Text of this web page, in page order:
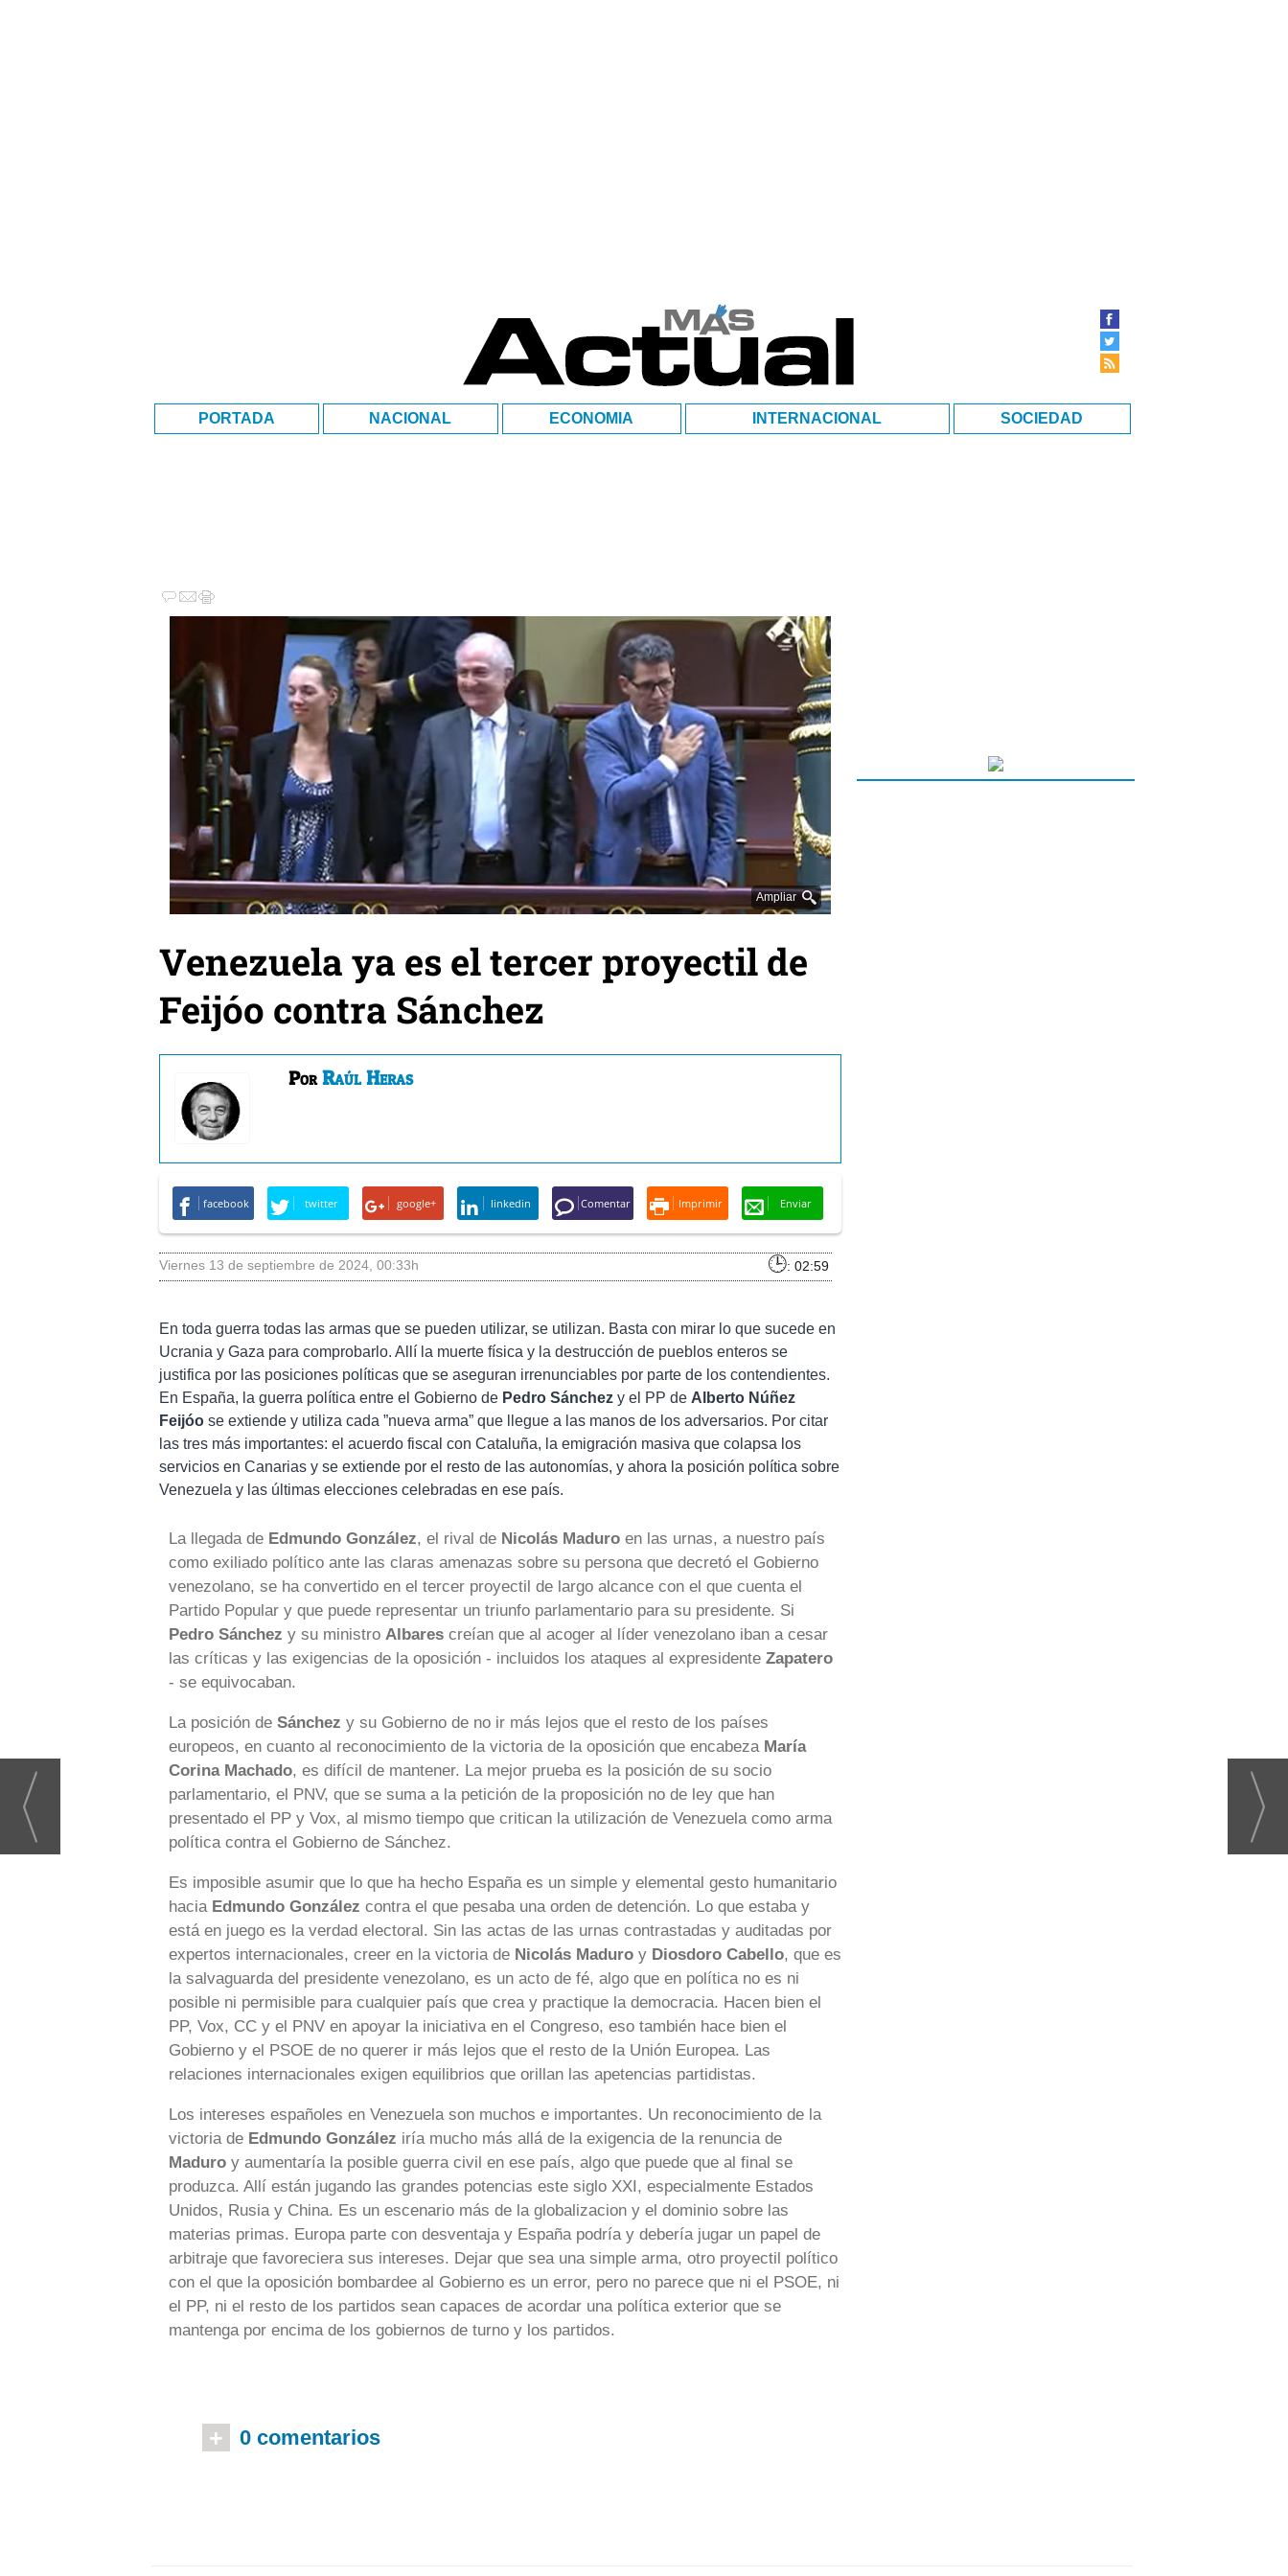
PORTADA NACIONAL ECONOMIA INTERNACIONAL SOCIEDAD
Ampliar
Venezuela ya es el tercer proyectil de
Feijóo contra Sánchez
PorRaúl Heras
facebook twitter google+ linkedin Comentar Imprimir Enviar
viernes 13 de septiembre de 2024, 00:33h : 02:59
En toda guerra todas las armas que se pueden utilizar, se utilizan. Basta con mirar lo que sucede en
Ucrania y Gaza para comprobarlo. Allí la muerte física y la destrucción de pueblos enteros se
justifica por las posiciones políticas que se aseguran irrenunciables por parte de los contendientes.
En España, la guerra política entre el Gobierno de Pedro Sánchezy el PP de Alberto Núñez
Feijóose extiende y utiliza cada ”nueva arma” que llegue a las manos de los adversarios. Por citar
las tres más importantes: el acuerdo fiscal con Cataluña, la emigración masiva que colapsa los
servicios en Canarias y se extiende por el resto de las autonomías, y ahora la posición política sobre
Venezuela y las últimas elecciones celebradas en ese país.
La llegada de Edmundo González, el rival de Nicolás Maduroen las urnas, a nuestro país
como exiliado político ante las claras amenazas sobre su persona que decretó el Gobierno
venezolano, se ha convertido en el tercer proyectil de largo alcance con el que cuenta el
Partido Popular y que puede representar un triunfo parlamentario para su presidente. Si
Pedro Sánchez y su ministro Albarescreían que al acoger al líder venezolano iban a cesar
las críticas y las exigencias de la oposición - incluidos los ataques al expresidente Zapatero
- se equivocaban.
La posición de Sánchez y su Gobierno de no ir más lejos que el resto de los países
europeos, en cuanto al reconocimiento de la victoria de la oposición que encabeza María
Corina Machado, es difícil de mantener. La mejor prueba es la posición de su socio
parlamentario, el PNV, que se suma a la petición de la proposición no de ley que han
presentado el PP y Vox, al mismo tiempo que critican la utilización de Venezuela como arma
política contra el Gobierno de Sánchez.
Es imposible asumir que lo que ha hecho España es un simple y elemental gesto humanitario
hacia Edmundo González contra el que pesaba una orden de detención. Lo que estaba y
está en juego es la verdad electoral. Sin las actas de las urnas contrastadas y auditadas por
expertos internacionales, creer en la victoria de Nicolás Maduroy Diosdoro Cabello, que es
la salvaguarda del presidente venezolano, es un acto de fé, algo que en política no es ni
posible ni permisible para cualquier país que crea y practique la democracia. Hacen bien el
PP, Vox, CC y el PNV en apoyar la iniciativa en el Congreso, eso también hace bien el
Gobierno y el PSOE de no querer ir más lejos que el resto de la Unión Europea. Las
relaciones internacionales exigen equilibrios que orillan las apetencias partidistas.
Los intereses españoles en Venezuela son muchos e importantes. Un reconocimiento de la
victoria de Edmundo González iría mucho más allá de la exigencia de la renuncia de
Maduroy aumentaría la posible guerra civil en ese país, algo que puede que al final se
produzca. Allí están jugando las grandes potencias este siglo XXI, especialmente Estados
Unidos, Rusia y China. Es un escenario más de la globalizacion y el dominio sobre las
materias primas. Europa parte con desventaja y España podría y debería jugar un papel de
arbitraje que favoreciera sus intereses. Dejar que sea una simple arma, otro proyectil político
con el que la oposición bombardee al Gobierno es un error, pero no parece que ni el PSOE, ni
el PP, ni el resto de los partidos sean capaces de acordar una política exterior que se
mantenga por encima de los gobiernos de turno y los partidos.
+ 0 comentarios